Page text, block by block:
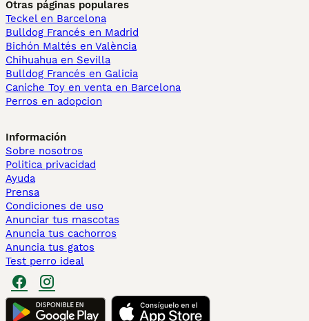
Otras páginas populares
Teckel en Barcelona
Bulldog Francés en Madrid
Bichón Maltés en València
Chihuahua en Sevilla
Bulldog Francés en Galicia
Caniche Toy en venta en Barcelona
Perros en adopcion
Información
Sobre nosotros
Politica privacidad
Ayuda
Prensa
Condiciones de uso
Anunciar tus mascotas
Anuncia tus cachorros
Anuncia tus gatos
Test perro ideal